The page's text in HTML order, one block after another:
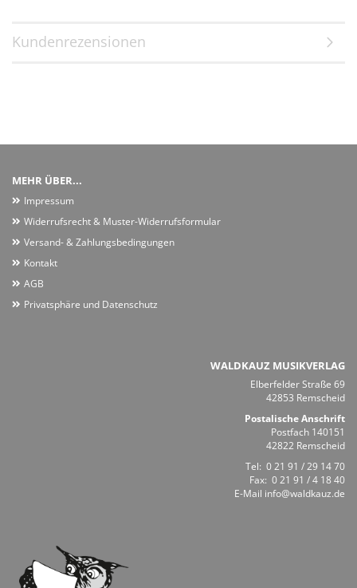
Kundenrezensionen
MEHR ÜBER...
Impressum
Widerrufsrecht & Muster-Widerrufsformular
Versand- & Zahlungsbedingungen
Kontakt
AGB
Privatsphäre und Datenschutz
WALDKAUZ MUSIKVERLAG
Elberfelder Straße 69
42853 Remscheid
Postalische Anschrift
Postfach 140151
42822 Remscheid
Tel: 0 21 91 / 29 14 70
Fax: 0 21 91 / 4 18 40
E-Mail info@waldkauz.de